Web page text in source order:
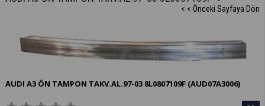
< < Önceki Sayfaya Dön
AUDI A3 ÖN TAMPON TAKV.AL.97-03 8L0807109F (AUD07A3006)